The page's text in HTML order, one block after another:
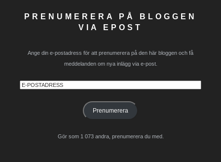
PRENUMERERA PÅ BLOGGEN
VIA EPOST
Ange din e-postadress för att prenumerera på den här bloggen och få
meddelanden om nya inlägg via e-post.
E-
Prenumerera
Gör som 1 073 andra, prenumerera du med.